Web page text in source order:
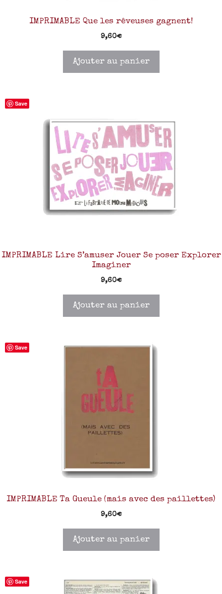
IMPRIMABLE Que les rêveuses gagnent!
9,60€
Ajouter au panier
Save
IMPRIMABLE Lire S’amuser Jouer Se poser Explorer
Imaginer
9,60€
Ajouter au panier
Save
IMPRIMABLE Ta Gueule (mais avec des paillettes)
9,60€
Ajouter au panier
Save